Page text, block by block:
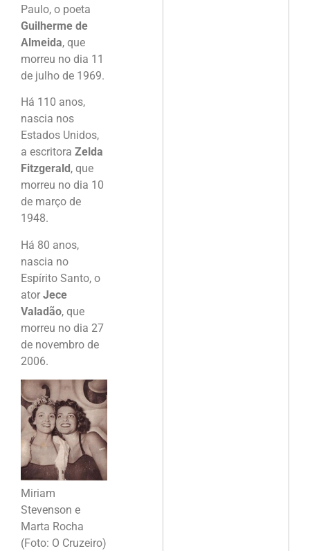
Paulo, o poeta
Guilherme de
Almeida, que
morreu no dia 11
de julho de 1969.
Há 110 anos,
nascia nos
Estados Unidos,
a escritora Zelda
Fitzgerald , que
morreu no dia 10
de março de
1948.
Há 80 anos,
nascia no
Espírito Santo, o
ator Jece
Valadão, que
morreu no dia 27
de novembro de
2006.
Miriam
Stevenson e
Marta Rocha
(Foto: O Cruzeiro)